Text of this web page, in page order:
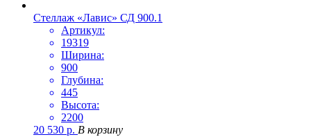
Стеллаж «Лавис» СД 900.1
Артикул:
19319
Ширина:
900
Глубина:
445
Высота:
2200
20 530 р. В корзину